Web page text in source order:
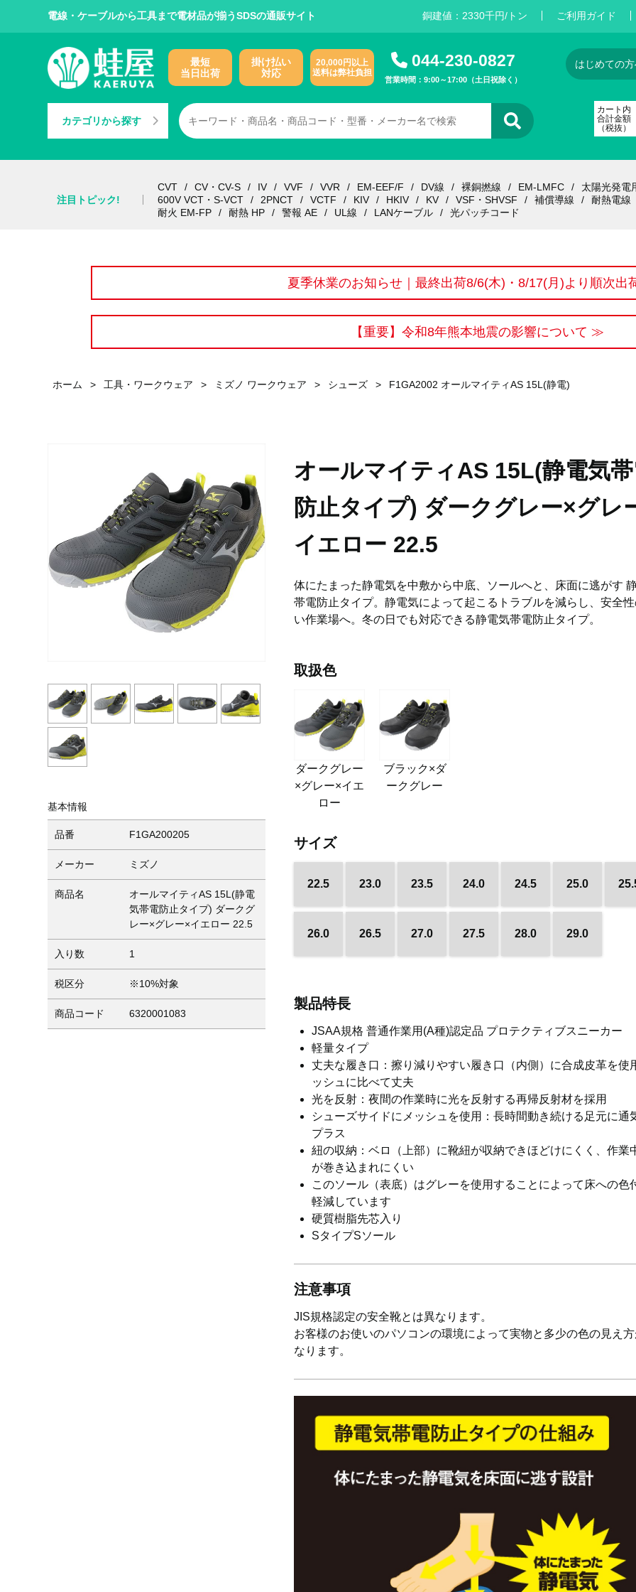
電線・ケーブルから工具まで電材品が揃うSDSの通販サイト 銅建値： 2330千円/トン ご利用ガイド
最短
当日出荷
掛け払い
対応
20,000円以上
送料は弊社負担
044-230-0827
営業時間：9:00～17:00（土日祝除く）
カテゴリから探す
はじめての
カート内
合計金額
（税抜）
注目トピック!
CVT CV・CV-S IV VVF VVR EM-EEF/F DV線 裸銅撚線 EM-LMFC
太陽光発電
600V VCT・S-VCT
2PNCT VCTF KIV HKIV KV VSF・SHVSF 補償導線
耐熱電線
耐火 EM-FP
耐熱 HP 警報 AE UL線 LANケーブル 光パッチコード
夏季休業のお知らせ｜最終出荷8/6(木)・8/17(月)より順次出
【重要】令和8年熊本地震の影響について ≫
ホーム > 工具・ワークウェア > ミズノ ワークウェア > シューズ > F1GA2002 オールマイティAS 15L(静電)
基本情報
品番 F1GA200205
メーカー ミズノ
商品名
オールマイティAS 15L(静電
気帯電防止タイプ) ダークグ
レー×グレー×イエロー 22.5
入り数 1
税区分 ※10%対象
商品コード 6320001083
オールマイティAS 15L(静電気
防止タイプ) ダークグレー×グレ
イエロー 22.5
体にたまった静電気を中敷から中底、ソールへと、床面に逃がす
帯電防止タイプ。静電気によって起こるトラブルを減らし、安全
い作業場へ。冬の日でも対応できる静電気帯電防止タイプ。
取扱色
ダークグレー
×グレー×イエ
ロー
ブラック×ダ
ークグレー
サイズ
22.5 23.0 23.5 24.0 24.5 25.0
26.0 26.5 27.0 27.5 28.0 29.0
製品特長
JSAA規格 普通作業用(A種)認定品 プロテクティブスニーカー
軽量タイプ
丈夫な履き口：擦り減りやすい履き口（内側）に合成皮革を使
ッシュに比べて丈夫
光を反射：夜間の作業時に光を反射する再帰反射材を採用
シューズサイドにメッシュを使用：長時間動き続ける足元に通
プラス
紐の収納：ベロ（上部）に靴紐が収納できほどけにくく、作業
が巻き込まれにくい
このソール（表底）はグレーを使用することによって床への色
軽減しています
硬質樹脂先芯入り
SタイプSソール
注意事項
JIS規格認定の安全靴とは異なります。
お客様のお使いのパソコンの環境によって実物と多少の色の見え
なります。